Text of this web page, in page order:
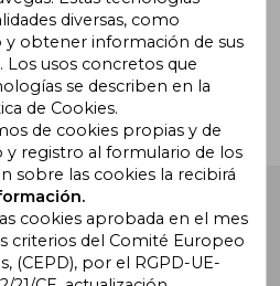
65, Nave 3 (08940),
Derechos Reservados.
diversas, como
y obtener información de sus
Los usos concretos que
se describen en la
de Cookies.
de cookies propias y de
y registro al formulario de los
sobre las cookies la recibirá
cookies aprobada en el mes
criterios del Comité Europeo
(CEPD), por el RGPD-UE-